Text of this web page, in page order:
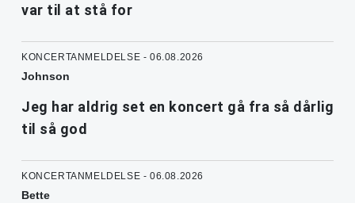
var til at stå for
KONCERTANMELDELSE - 06.08.2026
Johnson
Jeg har aldrig set en koncert gå fra så dårlig
til så god
KONCERTANMELDELSE - 06.08.2026
Bette